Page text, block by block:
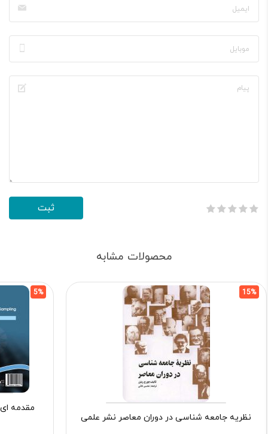
محصولات مشابه
15%
نظریه جامعه شناسی در دوران معاصر نشر علمی
5%
مقدمه‌